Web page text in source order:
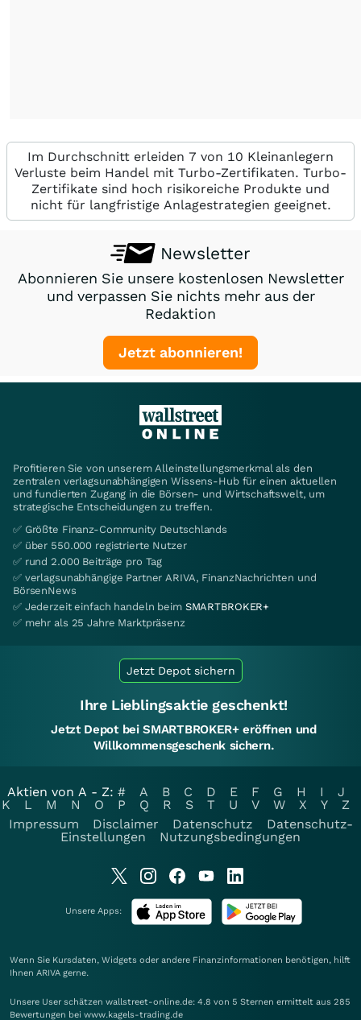
Im Durchschnitt erleiden 7 von 10 Kleinanlegern
Verluste beim Handel mit Turbo-Zertifikaten. Turbo-
Zertifikate sind hoch risikoreiche Produkte und
nicht für langfristige Anlagestrategien geeignet.
Newsletter
Abonnieren Sie unsere kostenlosen Newsletter
und verpassen Sie nichts mehr aus der
Redaktion
Jetzt abonnieren!
Profitieren Sie von unserem Alleinstellungsmerkmal als den
zentralen verlagsunabhängigen Wissens-Hub für einen aktuellen
und fundierten Zugang in die Börsen- und Wirtschaftswelt, um
strategische Entscheidungen zu treffen.
✅ Größte Finanz-Community Deutschlands
✅ über 550.000 registrierte Nutzer
✅ rund 2.000 Beiträge pro Tag
✅ verlagsunabhängige Partner ARIVA, FinanzNachrichten und
BörsenNews
✅ Jederzeit einfach handeln beim SMARTBROKER+
✅ mehr als 25 Jahre Marktpräsenz
Jetzt Depot sichern
Ihre Lieblingsaktie geschenkt!
Jetzt Depot bei SMARTBROKER+ eröffnen und
Willkommensgeschenk sichern.
Aktien von A - Z: # A B C D E F G H I
J
K
L M N O P Q R S T U V W X Y
Z
Impressum
Disclaimer Datenschutz
Datenschutz-
Einstellungen
Nutzungsbedingungen
Unsere Apps:
Wenn Sie Kursdaten, Widgets oder andere Finanzinformationen benötigen, hilft
Ihnen ARIVA gerne.
Unsere User schätzen wallstreet-online.de: 4.8 von 5 Sternen ermittelt aus 285
Bewertungen bei www.kagels-trading.de